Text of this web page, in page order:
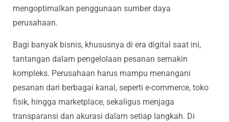
mengoptimalkan penggunaan sumber daya
perusahaan.
Bagi banyak bisnis, khususnya di era digital saat ini,
tantangan dalam pengelolaan pesanan semakin
kompleks. Perusahaan harus mampu menangani
pesanan dari berbagai kanal, seperti e-commerce, toko
fisik, hingga marketplace, sekaligus menjaga
transparansi dan akurasi dalam setiap langkah. Di